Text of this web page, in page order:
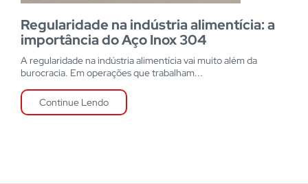
Regularidade na indústria alimentícia: a
importância do Aço Inox 304
A regularidade na indústria alimentícia vai muito além da
burocracia. Em operações que trabalham...
Continue Lendo